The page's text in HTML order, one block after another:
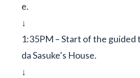
e.
↓
1:35PM – Start of the
da Sasuke’s House.
↓